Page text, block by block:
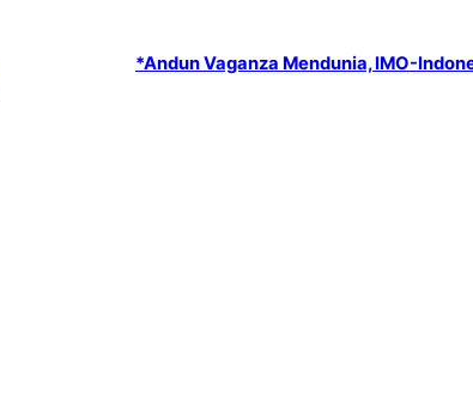
*Andun Vaganza Mendunia, IMO-